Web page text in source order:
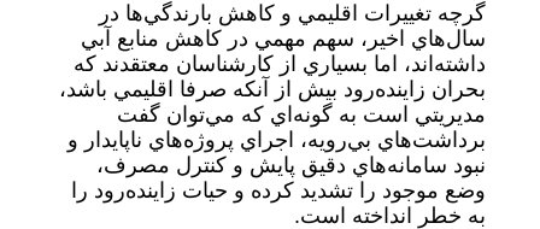
گرچه تغييرات اقليمي و كاهش بارندگي‌ها در
سال‌هاي اخير، سهم مهمي در كاهش منابع آبي
داشته‌اند، اما بسياري از كارشناسان معتقدند كه
بحران زاينده‌رود بيش از آنكه صرفا اقليمي باشد،
مديريتي است به گونه‌اي كه مي‌توان گفت
برداشت‌هاي بي‌رويه، اجراي پروژه‌هاي ناپايدار و
نبود سامانه‌هاي دقيق پايش و كنترل مصرف،
وضع موجود را تشديد كرده و حيات زاينده‌رود را
به خطر انداخته است‌.